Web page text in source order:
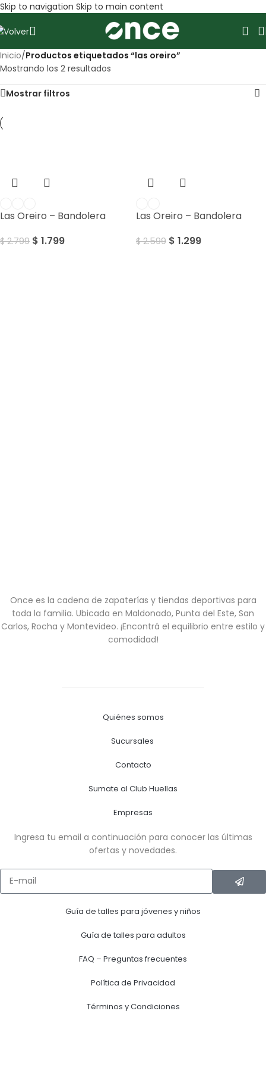
Skip to navigation Skip to main content
Inicio/Productos etiquetados “las oreiro”
Mostrando los 2 resultados
Mostrar filtros
Las Oreiro – Bandolera
$2.799 $ 1.799
Las Oreiro – Bandolera
$2.599 $ 1.299
Once es la cadena de zapaterías y tiendas deportivas para
toda la familia. Ubicada en Maldonado, Punta del Este, San
Carlos, Rocha y Montevideo. ¡Encontrá el equilibrio entre estilo y
comodidad!
Quiénes somos
Sucursales
Contacto
Sumate al Club Huellas
Empresas
Ingresa tu email a continuación para conocer las últimas
ofertas y novedades.
Guía de talles para jóvenes y niños
Guía de talles para adultos
FAQ – Preguntas frecuentes
Política de Privacidad
Términos y Condiciones